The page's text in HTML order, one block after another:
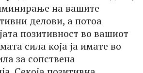
на вашите
делови, а потоа
позитивност во вашиот
сила која ја имате во
за сопствена